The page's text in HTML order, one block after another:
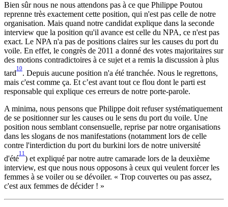
Bien sûr nous ne nous attendons pas à ce que Philippe Poutou
reprenne très exactement cette position, qui n'est pas celle de notre
organisation. Mais quand notre candidat explique dans la seconde
interview que la position qu'il avance est celle du NPA, ce n'est pas
exact. Le NPA n'a pas de positions claires sur les causes du port du
voile. En effet, le congrès de 2011 a donné des votes majoritaires sur
des motions contradictoires à ce sujet et a remis la discussion à plus
tard
10
. Depuis aucune position n'a été tranchée. Nous le regrettons,
mais c'est comme ça. Et c’est avant tout ce flou dont le parti est
responsable qui explique ces erreurs de notre porte-parole.
A minima, nous pensons que Philippe doit refuser systématiquement
de se positionner sur les causes ou le sens du port du voile. Une
position nous semblant consensuelle, reprise par notre organisations
dans les slogans de nos manifestations (notamment lors de celle
contre l'interdiction du port du burkini lors de notre université
d'été
11
) et expliqué par notre autre camarade lors de la deuxième
interview, est que nous nous opposons à ceux qui veulent forcer les
femmes à se voiler ou se dévoiler. « Trop couvertes ou pas assez,
c'est aux femmes de décider ! »